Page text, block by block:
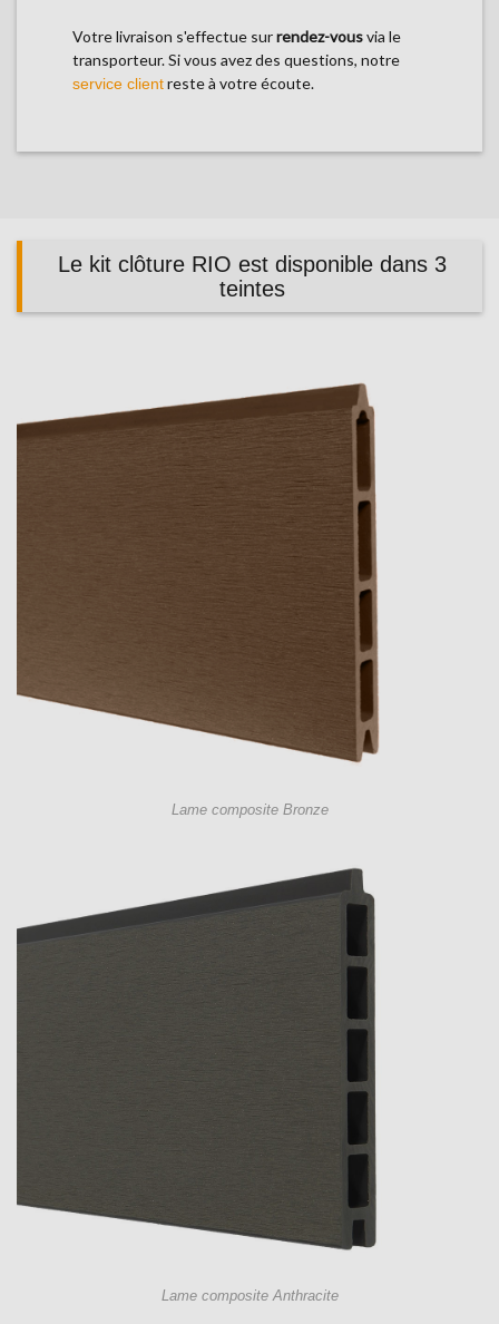
Votre livraison s'effectue surrendez-vousvia le
transporteur. Si vous avez des questions, notre
service clientreste à votre écoute.
Le kit clôture RIO est disponible dans 3
teintes
Lame composite Bronze
Lame composite Anthracite